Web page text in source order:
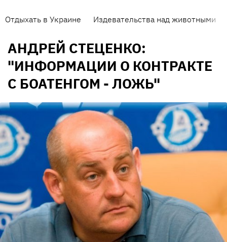
Отдыхать в Украине Издевательства над животными
АНДРЕЙ СТЕЦЕНКО:
"ИНФОРМАЦИИ О КОНТРАКТЕ
С БОАТЕНГОМ - ЛОЖЬ"